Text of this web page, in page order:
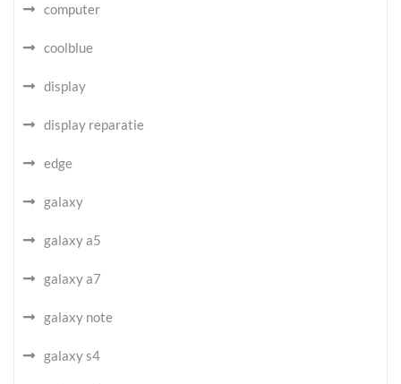
computer
coolblue
display
display reparatie
edge
galaxy
galaxy a5
galaxy a7
galaxy note
galaxy s4